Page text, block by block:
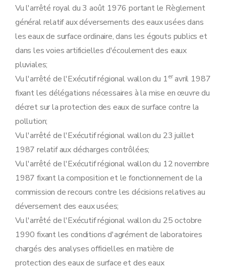
Art. 38
Art. 39
Art. 41
Sous-section 3 Modalités de la concertation administrative relative aux demandes de permis unique
Art. 44
Art. 45
Sous-section 4 Contenu du permis unique
Art. 46
Art. 48
Art. 49
Art. 50
Art. 51
Art. 52
Art. 53
Art. 54
Art. 55
Sous-section 6 Tenue des registres
Art. 56
Art. 57
Art. 58
Section 3 Dispositions complémentaires relatives aux établissements visés par la rubrique 63.12.18 de l'annexe I de l'arrêté du Gouvernement wallon du 4 juillet 2002 arrêtant la liste des projets soumis à étude d'incidences et des installations et activités classées
Sous-section première Généralités
Vu l'arrêté royal du 3 août 1976 portant le Règlement
général relatif aux déversements des eaux usées dans
les eaux de surface ordinaire, dans les égouts publics et
dans les voies artificielles d'écoulement des eaux
pluviales;
Vu l'arrêté de l'Exécutif régional wallon du 1eravril 1987
fixant les délégations nécessaires à la mise en œuvre du
décret sur la protection des eaux de surface contre la
pollution;
Vu l'arrêté de l'Exécutif régional wallon du 23 juillet
1987 relatif aux décharges contrôlées;
Vu l'arrêté de l'Exécutif régional wallon du 12 novembre
1987 fixant la composition et le fonctionnement de la
commission de recours contre les décisions relatives au
déversement des eaux usées;
Vu l'arrêté de l'Exécutif régional wallon du 25 octobre
1990 fixant les conditions d'agrément de laboratoires
chargés des analyses officielles en matière de
protection des eaux de surface et des eaux